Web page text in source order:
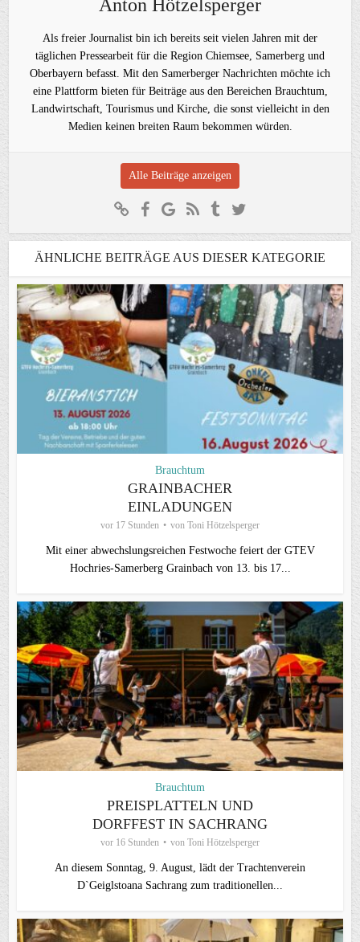
Anton Hötzelsperger
Als freier Journalist bin ich bereits seit vielen Jahren mit der
täglichen Pressearbeit für die Region Chiemsee, Samerberg und
Oberbayern befasst. Mit den Samerberger Nachrichten möchte ich
eine Plattform bieten für Beiträge aus den Bereichen Brauchtum,
Landwirtschaft, Tourismus und Kirche, die sonst vielleicht in den
Medien keinen breiten Raum bekommen würden.
Alle Beiträge anzeigen
ÄHNLICHE BEITRÄGE AUS DIESER KATEGORIE
Brauchtum
GRAINBACHER
EINLADUNGEN
vor 17 Stunden von Toni Hötzelsperger
Mit einer abwechslungsreichen Festwoche feiert der GTEV
Hochries-Samerberg Grainbach von 13. bis 17...
Brauchtum
PREISPLATTELN UND
DORFFEST IN SACHRANG
vor 16 Stunden von Toni Hötzelsperger
An diesem Sonntag, 9. August, lädt der Trachtenverein
D`Geiglstoana Sachrang zum traditionellen...